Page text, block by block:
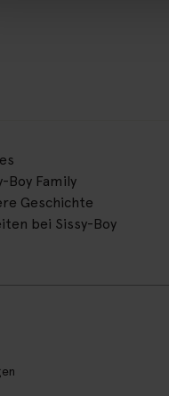
Boy Family
Geschichte
bei Sissy-Boy